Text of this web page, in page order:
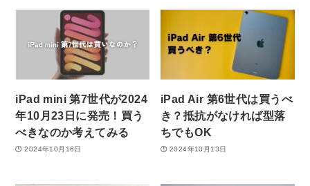
iPad mini 第7世代が2024
年10月23日に発売！買う
べきなのか考えてみる
2024年10月16日
iPad Air 第6世代は買うべ
き？抵抗がなければ型落
ちでもOK
2024年10月13日